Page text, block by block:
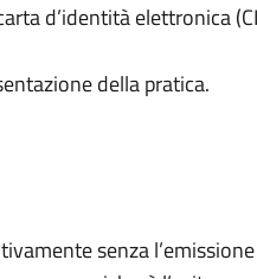
d’identità elettronica
della pratica.
senza